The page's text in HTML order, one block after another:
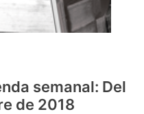
semanal: Del
de 2018